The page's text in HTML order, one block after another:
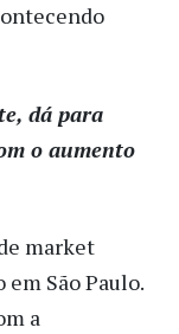
dá para
o aumento
market
São Paulo.
a